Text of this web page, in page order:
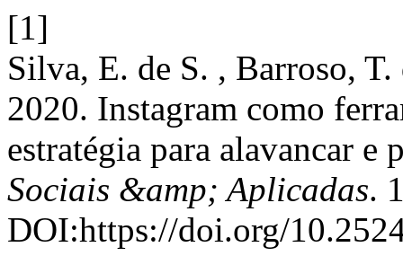
[1]
Silva, E. de S. , Barroso,
2020. Instagram como
estratégia para alavancar
Sociais &amp; Aplicadas.
DOI:https://doi.org/